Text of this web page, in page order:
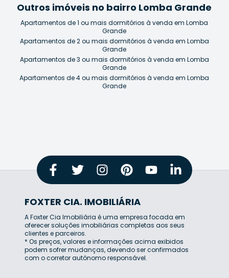
Outros imóveis no bairro Lomba Grande
Apartamentos de 1 ou mais dormitórios à venda em Lomba
Grande
Apartamentos de 2 ou mais dormitórios à venda em Lomba
Grande
Apartamentos de 3 ou mais dormitórios à venda em Lomba
Grande
Apartamentos de 4 ou mais dormitórios à venda em Lomba
Grande
FOXTER CIA. IMOBILIÁRIA
A Foxter Cia Imobiliária é uma empresa focada em
oferecer soluções imobiliárias completas aos seus
clientes e parceiros.
* Os preços, valores e informações acima exibidos
podem sofrer mudanças, devendo ser confirmados
com o corretor autônomo responsável.